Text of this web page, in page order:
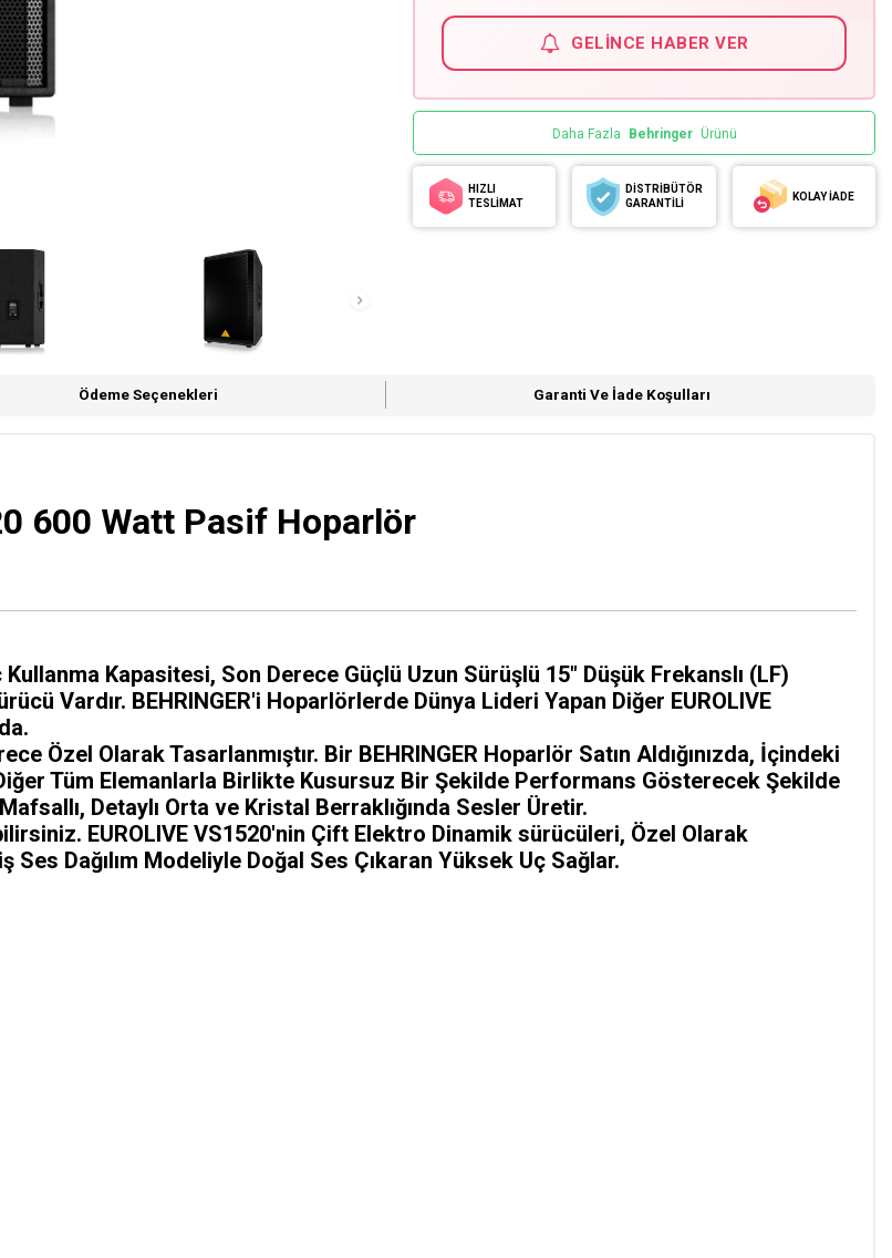
GELINCE HABER VER
Daha Fazla Behringer Ürünü
HIZLI
TESLİMAT
DİSTRİBÜTÖR
GARANTİLİ
KOLAY İADE
Ödeme Seçenekleri Garanti Ve İade Koşulları
600 Watt Pasif Hoparlör
Kapasitesi, Son Derece Güçlü Uzun Sürüşlü 15" Düşük Frekanslı (LF)
Vardır. BEHRINGER'i Hoparlörlerde Dünya Lideri Yapan Diğer EUROLIVE
Özel Olarak Tasarlanmıştır. Bir BEHRINGER Hoparlör Satın Aldığınızda, İçindeki
Tüm Elemanlarla Birlikte Kusursuz Bir Şekilde Performans Gösterecek Şekilde
Detaylı Orta ve Kristal Berraklığında Sesler Üretir.
EUROLIVE VS1520'nin Çift Elektro Dinamik sürücüleri, Özel Olarak
Dağılım Modeliyle Doğal Ses Çıkaran Yüksek Uç Sağlar.